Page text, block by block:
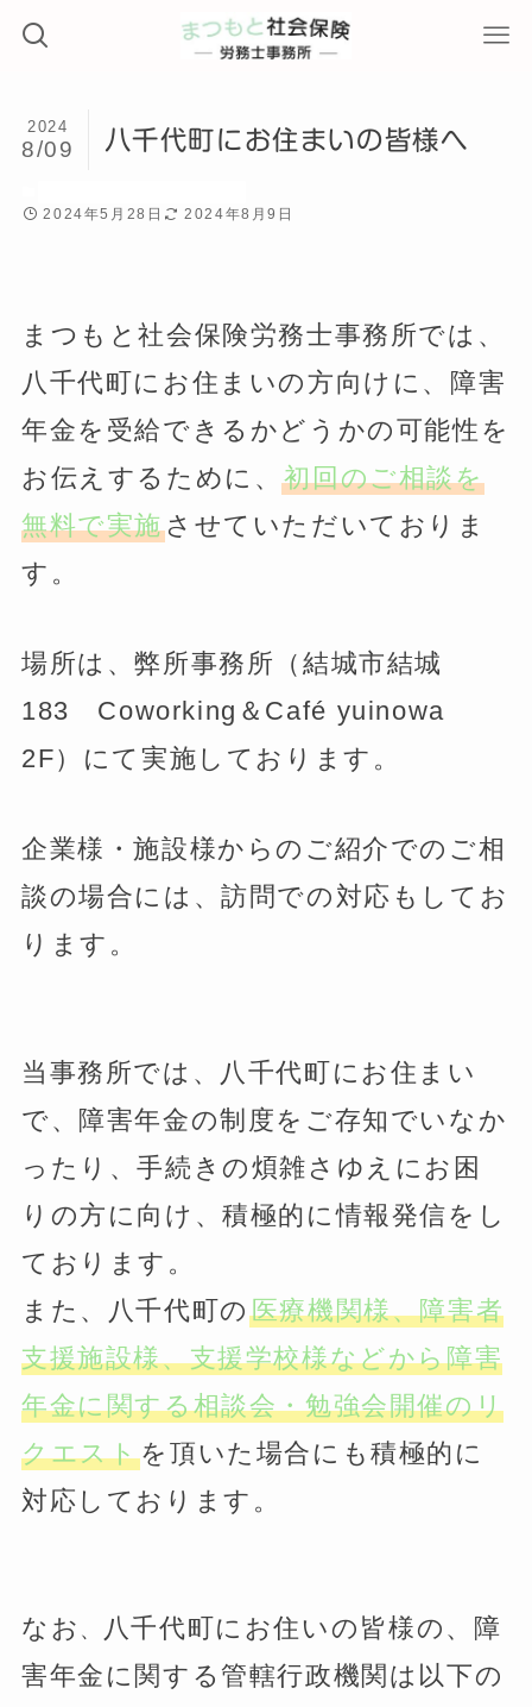
八千代町にお住まいの皆様へ
2024
8/09
2024年5月28日 2024年8月9日
まつもと社会保険労務士事務所では、
八千代町にお住まいの方向けに、障害
年金を受給できるかどうかの可能性を
お伝えするために、初回のご相談を
無料で実施させていただいておりま
す。
場所は、弊所事務所（結城市結城
183 Coworking＆Café yuinowa
2F）にて実施しております。
企業様・施設様からのご紹介でのご相
談の場合には、訪問での対応もしてお
ります。
当事務所では、八千代町にお住まい
で、障害年金の制度をご存知でいなか
ったり、手続きの煩雑さゆえにお困
りの方に向け、積極的に情報発信をし
ております。
また、八千代町の 医療機関様、障害者
支援施設様、支援学校様などから障害
年金に関する相談会・勉強会開催のリ
クエストを頂いた場合にも積極的に
対応しております。
なお 、
八千代町にお住いの皆様の、障
害年金に関する管轄行政機関は以下の